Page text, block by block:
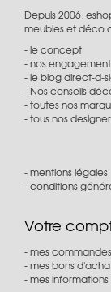
Depuis 2006,
meubles et déco
le concept
nos
le blog direct-d-
Nos conseils
toutes nos
tous nos
mentions légales
conditions
Votre
mes commandes
mes bons
mes